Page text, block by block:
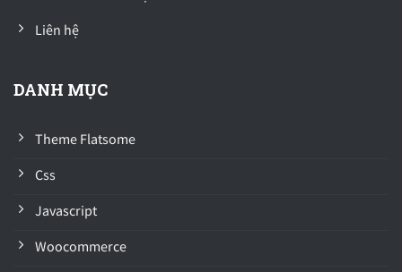
Liên hệ
DANH MỤC
Theme Flatsome
Css
Javascript
Woocommerce